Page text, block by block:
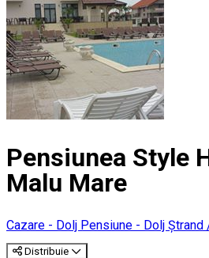
Pensiunea Style
Malu Mare
Cazare - Dolj Pensiune - Dolj Ștrand
Distribuie